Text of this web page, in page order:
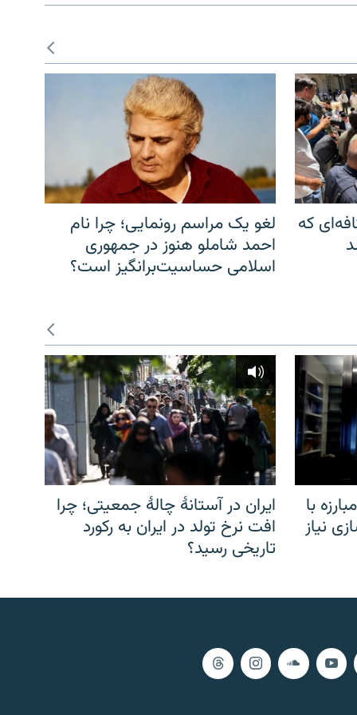
که
لغو یک مراسم رونمایی؛ چرا نام
احمد شاملو هنوز در جمهوری
اسلامی حساسیت‌برانگیز است؟
با
نیاز
ایران در آستانهٔ چالهٔ جمعیتی؛ چرا
افت نرخ تولد در ایران به رکورد
تاریخی رسید؟